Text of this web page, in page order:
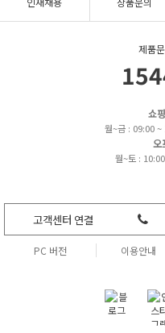
제품
쇼
월~금 : 09:00 ~
오
월~토 :
고객센터 연결
PC 버전 이용안내